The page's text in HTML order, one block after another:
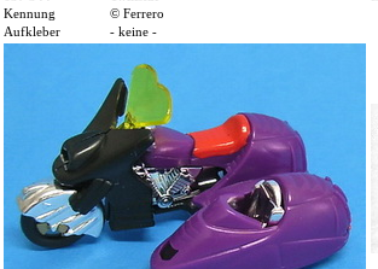
Kennung
© Ferrero
Aufkleber
- keine -